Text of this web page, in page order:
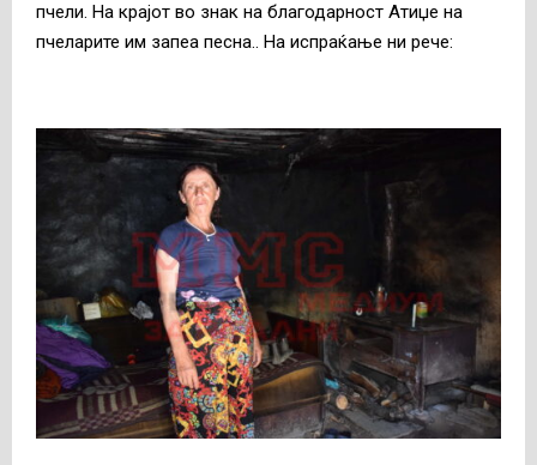
пчели. На крајот во знак на благодарност Атиџе на
пчеларите им запеа песна.. На испраќање ни рече: